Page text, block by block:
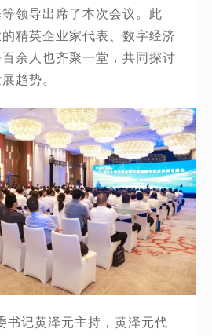
领导出席了本次会议。 此
精英企业家代表、数字经济
余人也齐聚一堂，共同探讨
趋势。
书记黄泽元主持， 黄泽元代